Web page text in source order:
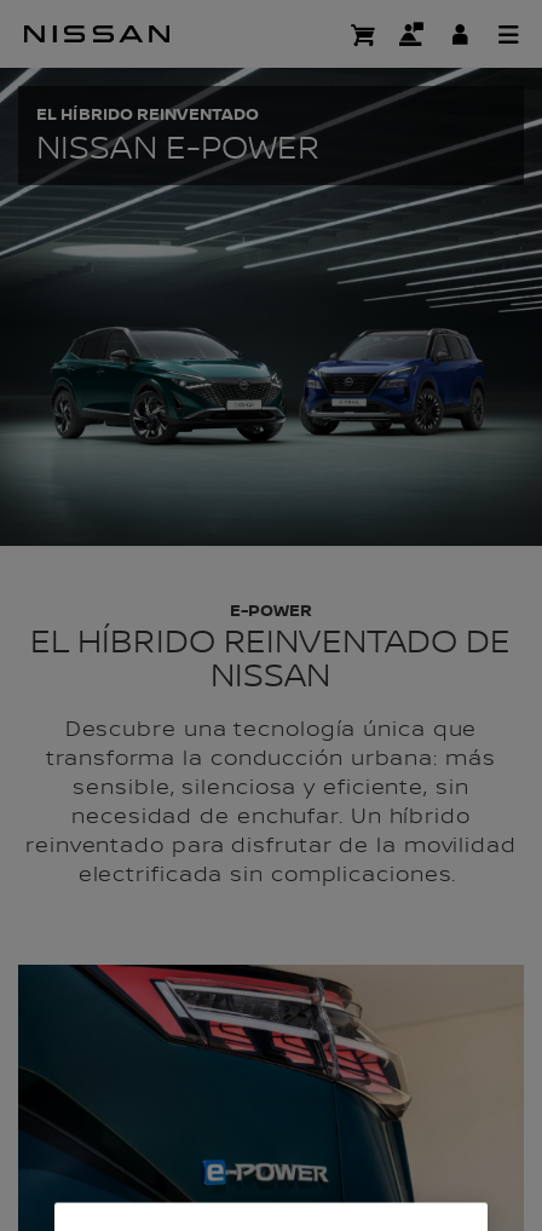
principal
COCHES E-POWER
NISSAN E-POWER
EL HÍBRIDO REINVENTADO​
EL HÍBRIDO REINVENTADO DE
NISSAN
E-POWER
Descubre una tecnología única que
transforma la conducción urbana: más
sensible, silenciosa y eficiente, sin
necesidad de enchufar. Un híbrido
reinventado para disfrutar de la movilidad
electrificada sin complicaciones.